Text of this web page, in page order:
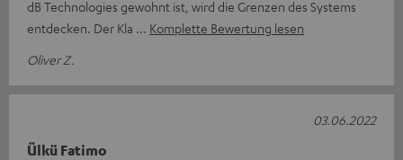
dB Technologies gewohnt ist, wird die Grenzen des Systems
entdecken. Der Kla
Komplette Bewertung lesen
Oliver Z.
Ülkü Fatimo
03.06.2022